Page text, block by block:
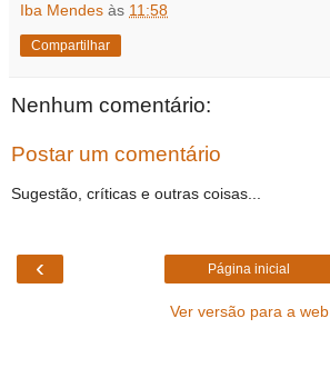
Iba Mendes às 11:58
Compartilhar
Nenhum comentário:
Postar um comentário
Sugestão, críticas e outras coisas...
‹ Página inicial
Ver versão para a web